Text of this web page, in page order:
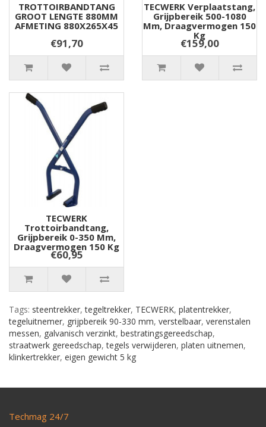
TROTTOIRBANDTANG
GROOT LENGTE 880MM
AFMETING 880X265X45
€91,70
TECWERK Verplaatstang,
Grijpbereik 500-1080
Mm, Draagvermogen 150
Kg
€159,00
TECWERK
Trottoirbandtang,
Grijpbereik 0-350 Mm,
Draagvermogen 150 Kg
€60,95
Tags: steentrekker,tegeltrekker, TECWERK, platentrekker,
tegeluitnemer, grijpbereik 90-330 mm, verstelbaar, verenstalen
messen, galvanisch verzinkt, bestratingsgereedschap,
straatwerk gereedschap,tegels verwijderen, platen uitnemen,
klinkertrekker, eigen gewicht 5 kg
Techmag 24/7